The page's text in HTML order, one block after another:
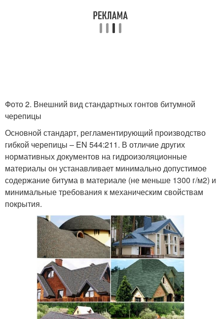
Фото 2. Внешний вид стандартных гонтов битумной
черепицы
Основной стандарт, регламентирующий производство
гибкой черепицы – EN 544:211. В отличие других
нормативных документов на гидроизоляционные
материалы он устанавливает минимально допустимое
содержание битума в материале (не меньше 1300 г/м2) и
минимальные требования к механическим свойствам
покрытия.